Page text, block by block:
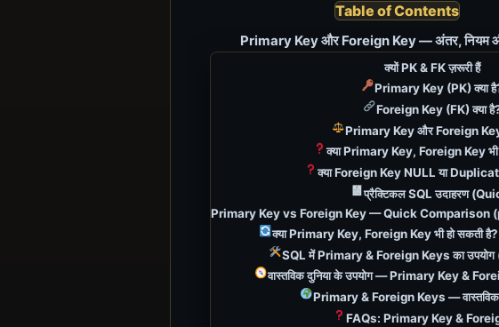
Table of Contents
Primary Key और Foreign Key — अंतर, नियम
क्यों PK & FK ज़रूरी हैं
Primary Key (PK) क्या
Foreign Key (FK) क्या
Primary Key और Foreign
क्या Primary Key, Foreign Key भी
क्या Foreign Key NULL या
प्रैक्टिकल SQL उदाहरण
Primary Key vs Foreign Key — Quick Comparison
क्या Primary Key, Foreign Key भी हो सकती
SQL में Primary & Foreign Keys का
वास्तविक दुनिया के उपयोग — Primary Key &
Primary & Foreign Keys — वास्तविक
FAQs: Primary Key &